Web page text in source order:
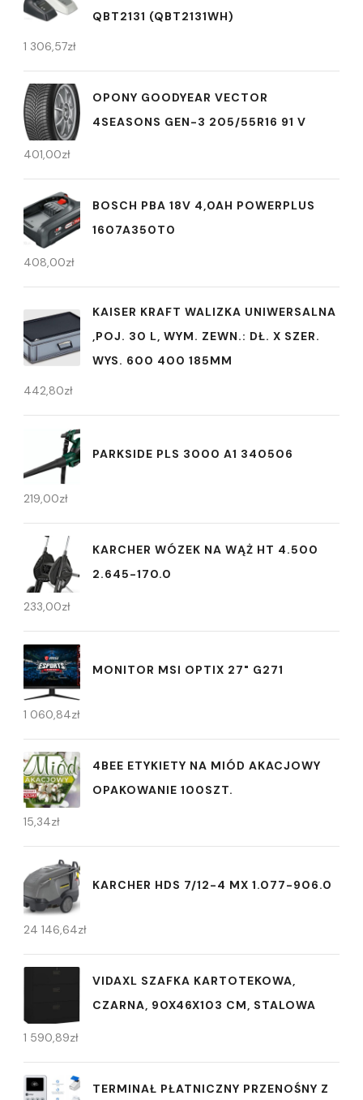
QBT2131 (QBT2131WH)
1 306,57zł
OPONY GOODYEAR VECTOR
4SEASONS GEN-3 205/55R16 91 V
401,00zł
BOSCH PBA 18V 4,0AH POWERPLUS
1607A350T0
408,00zł
KAISER KRAFT WALIZKA UNIWERSALNA
,POJ. 30 L, WYM. ZEWN.: DŁ. X SZER.
WYS. 600 400 185MM
442,80zł
PARKSIDE PLS 3000 A1 340506
219,00zł
KARCHER WÓZEK NA WĄŻ HT 4.500
2.645-170.0
233,00zł
MONITOR MSI OPTIX 27" G271
1 060,84zł
4BEE ETYKIETY NA MIÓD AKACJOWY
OPAKOWANIE 100SZT.
15,34zł
KARCHER HDS 7/12-4 MX 1.077-906.0
24 146,64zł
VIDAXL SZAFKA KARTOTEKOWA,
CZARNA, 90X46X103 CM, STALOWA
1 590,89zł
TERMINAŁ PŁATNICZNY PRZENOŚNY Z